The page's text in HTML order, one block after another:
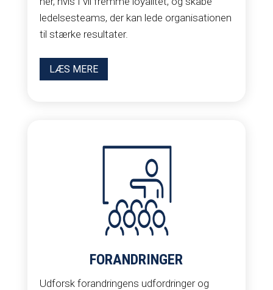
ledelsesteams, der kan lede organisationen
til stærke resultater.
LÆS MERE
FORANDRINGER
Udforsk forandringens udfordringer og